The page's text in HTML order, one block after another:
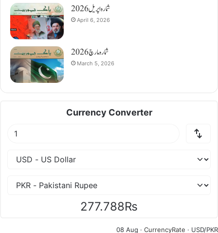
شمارہ اپریل 2026
April 6, 2026
شمارہ مارچ 2026
March 5, 2026
Currency Converter
277.788₨
08 Aug · CurrencyRate · USD/PKR